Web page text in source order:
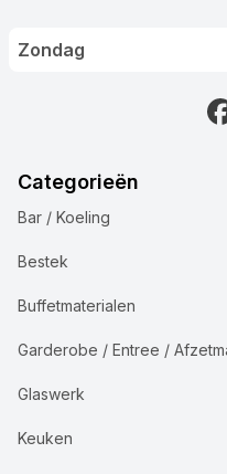
Zondag
Categorieën
Bar / Koeling
Bestek
Buffetmaterialen
Garderobe / Entree /
Glaswerk
Keuken